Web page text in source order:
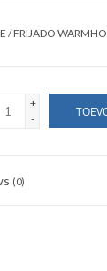
/FRIJADO
+
-
(0)